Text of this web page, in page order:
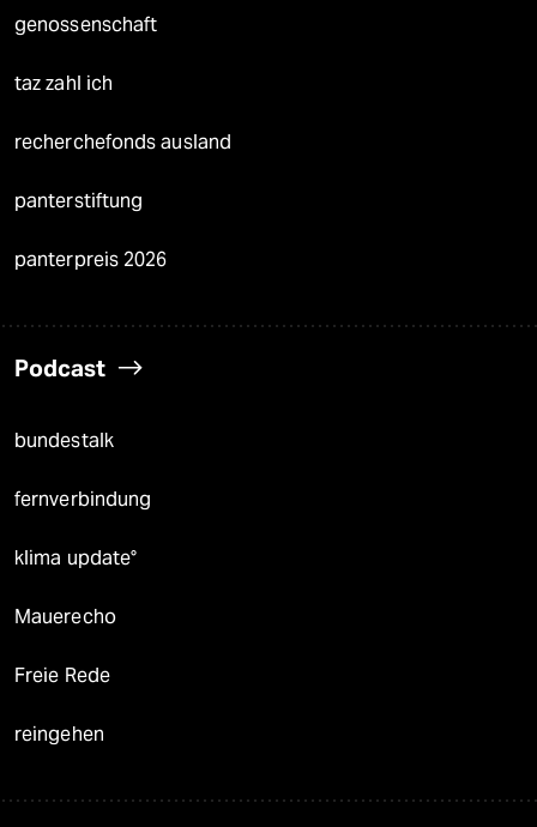
genossenschaft
taz zahl ich
recherchefonds ausland
panterstiftung
panterpreis 2026
Podcast
bundestalk
fernverbindung
klima update°
Mauerecho
Freie Rede
reingehen